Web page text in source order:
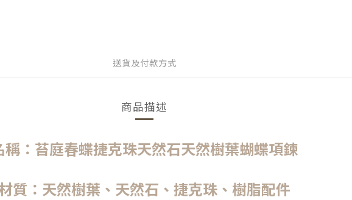
送貨及付款方式
商品描述
： 苔庭春蝶捷克珠天然石天然樹葉蝴蝶項鍊
質：天然樹葉、天然石、捷克珠、樹脂配件